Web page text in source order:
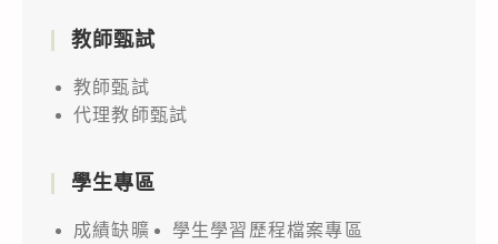
教師甄試
教師甄試
代理教師甄試
學生專區
成績缺曠
學生學習歷程檔案專區